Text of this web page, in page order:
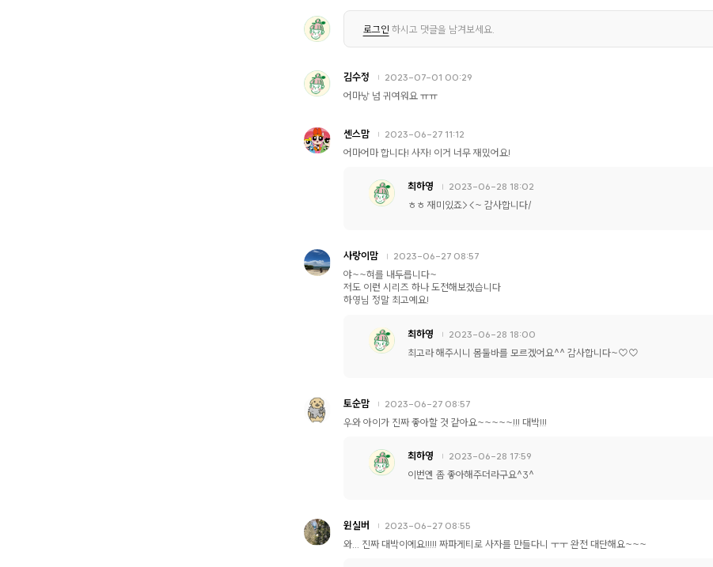
로그인 하시고 댓글을 남겨보세요.
김수정 2023-07-01 00:29
어마낭 넘 귀여워요 ㅠㅠ
센스맘 2023-06-27 11:12
어마어마 합니다! 사자! 이거 너무 재밌어요!
최하영 2023-06-28 18:02
ㅎㅎ 재미있죠><~ 감사합니다/
사랑이맘 2023-06-27 08:57
야~~혀를 내두릅니다~
저도 이런 시리즈 하나 도전해보겠습니다
하영님 정말 최고예요!
최하영 2023-06-28 18:00
최고라 해주시니 몸둘바를 모르겠어요^^ 감사합니다~♡♡
토순맘 2023-06-27 08:57
우와 아이가 진짜 좋아할 것 같아요~~~~~!!! 대박!!!
최하영 2023-06-28 17:59
이번엔 좀 좋아해주더라구요^3^
윈실버 2023-06-27 08:55
와... 진짜 대박이에요!!!!! 짜파게티로 사자를 만들다니 ㅜㅜ 완전 대단해요~~~